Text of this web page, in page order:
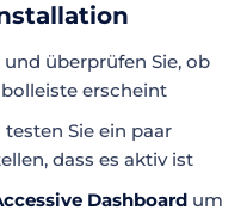
überprüfen Sie, ob
erscheint
Sie ein paar
dass es aktiv ist
Dashboard um